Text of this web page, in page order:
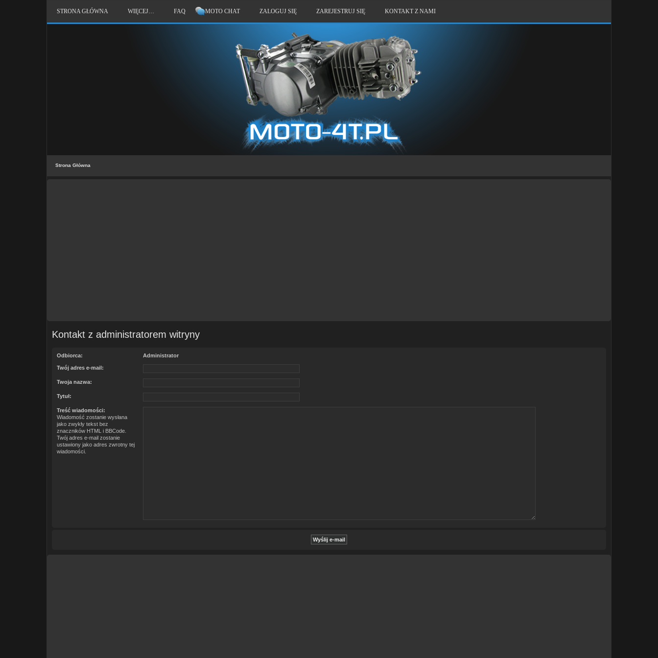
STRONA GŁÓWNA WIĘCEJ… FAQ MOTO CHAT ZALOGUJ SIĘ ZAREJESTRUJ SIĘ KONTAKT Z NAMI
Strona Główna
Kontakt z administratorem witryny
Odbiorca: Administrator
Twój adres e-mail:
Twoja nazwa:
Tytuł:
Treść wiadomości:
Wiadomość zostanie wysłana
jako zwykły tekst bez
znaczników HTML i BBCode.
Twój adres e-mail zostanie
ustawiony jako adres zwrotny tej
wiadomości.